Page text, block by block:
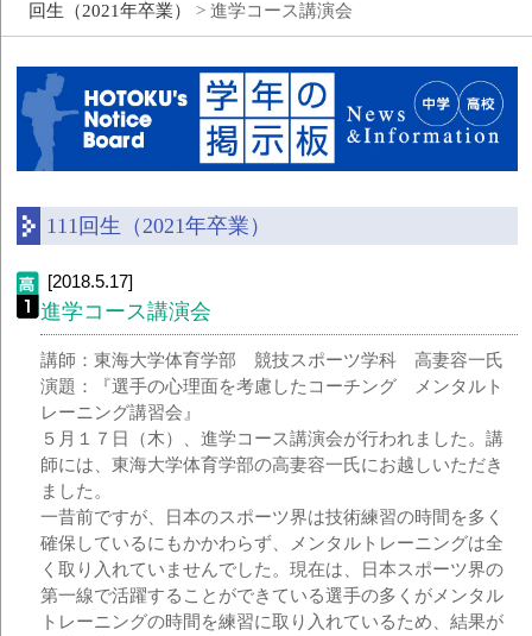
回生（2021年卒業）
> 進学コース講演会
111回生（2021年卒業）
[2018.5.17]
進学コース講演会
講師：東海大学体育学部 競技スポーツ学科 高妻容一氏
演題：『選手の心理面を考慮したコーチング メンタルト
レーニング講習会』
５月１７日（木）、進学コース講演会が行われました。講
師には、東海大学体育学部の高妻容一氏にお越しいただき
ました。
一昔前ですが、日本のスポーツ界は技術練習の時間を多く
確保しているにもかかわらず、メンタルトレーニングは全
く取り入れていませんでした。現在は、日本スポーツ界の
第一線で活躍することができている選手の多くがメンタル
トレーニングの時間を練習に取り入れているため、結果が